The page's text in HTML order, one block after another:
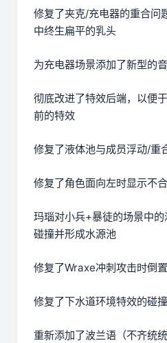
修复了夹克/充电器的重合问
中终生扁平的乳头
为充电器场景添加了新型的
彻底改进了特效后端，以便
前的特效
修复了液体池与成员浮动/重
修复了角色面向左时显示不
玛瑙对小兵+暴徒的场景中
碰撞并形成水源池
修复了Wraxe冲刺攻击时倒
修复了下水道环境特效的碰
重新添加了波兰语（不齐统